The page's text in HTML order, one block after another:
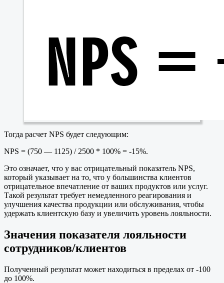
Тогда расчет NPS будет следующим:
NPS = (750 — 1125) / 2500 * 100% = -15%.
Это означает, что у вас отрицательный показатель NPS,
который указывает на то, что у большинства клиентов
отрицательное впечатление от ваших продуктов или услуг.
Такой результат требует немедленного реагирования и
улучшения качества продукции или обслуживания, чтобы
удержать клиентскую базу и увеличить уровень лояльности.
Значения показателя лояльности
сотрудников/клиентов
Полученный результат может находиться в пределах от -100
до 100%.